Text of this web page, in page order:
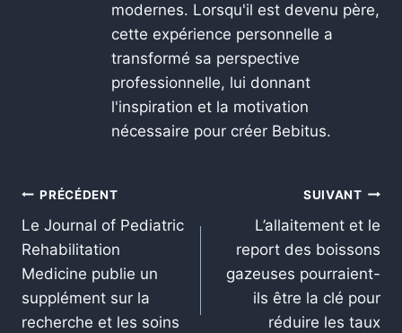
modernes. Lorsqu'il est devenu père,
cette expérience personnelle a
transformé sa perspective
professionnelle, lui donnant
l'inspiration et la motivation
nécessaire pour créer Bebitus.
PRÉCÉDENT
Le Journal of Pediatric
Rehabilitation
Medicine publie un
supplément sur la
recherche et les soins
SUIVANT
L’allaitement et le
report des boissons
gazeuses pourraient-
ils être la clé pour
réduire les taux